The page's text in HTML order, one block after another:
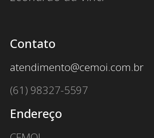
Contato
atendimento@cemoi.com.br
(61) 98327-5597
Endereço